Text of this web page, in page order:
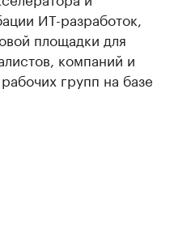
ИТ-разработок,
площадки для
компаний и
групп на базе